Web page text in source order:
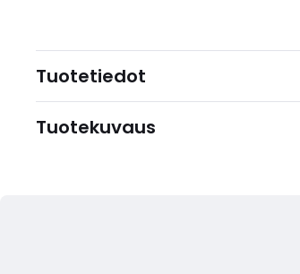
Tuotetiedot
Tuotekuvaus